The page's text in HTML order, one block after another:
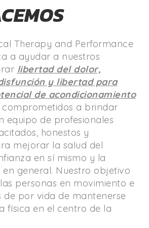
Therapy and Performance
a ayudar a nuestros
libertad del dolor,
y libertad para
de acondicionamiento
comprometidos a brindar
equipo de profesionales
honestos y
mejorar la salud del
en sí mismo y la
general. Nuestro objetivo
personas en movimiento e
de por vida de mantenerse
física en el centro de la